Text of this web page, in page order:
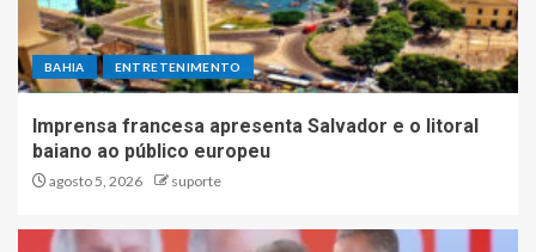
BAHIA ENTRETENIMENTO
Imprensa francesa apresenta Salvador e o litoral
baiano ao público europeu
agosto 5, 2026 suporte